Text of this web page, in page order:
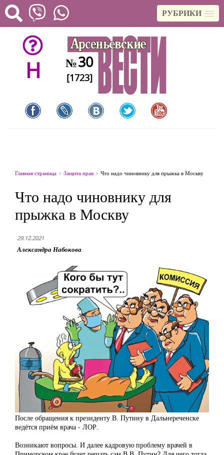
РУБРИКИ
H №30
[1723]
Главная страница Защита прав Что надо чиновнику для прыжка в Москву
Что надо чиновнику для
прыжка в Москву
29.12.2021
Александра Набокова
После обращения к президенту В. Путину в Дальнереченске
ведётся приём врача - ЛОР.
Возникают вопросы. И далее кадровую проблему врачей в